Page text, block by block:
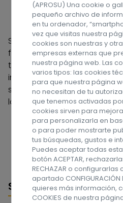
Servicio
Servicio en el que
familias/personas que
tipo residencial para su
intelectual cuando lo
salud, ocio o conciliación
laboral.
Sobre nosotros
(APROSU) Una cookie o
pequeño archivo de
en tu ordenador,
vez que visitas nuestra
cookies son nuestras y
empresas externas que
nuestra página web. Las
varios tipos: las cookies
para que nuestra página
no necesitan de tu
que tenemos activadas
cookies sirven para
para personalizarla en
o para poder mostrarte
tus búsquedas, gustos e
Puedes aceptar todas
botón ACEPTAR,
RECHAZAR o
apartado
quieres más información,
COOKIES de nuestra